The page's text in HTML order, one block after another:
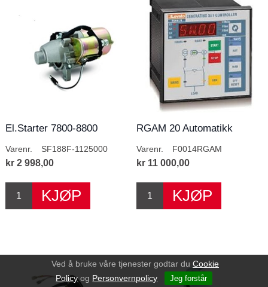
Ved å bruke våre tjenester godtar du Cookie
Policyog Personvernpolicy Jeg forstår
El.Starter 7800-8800
Varenr. SF188F-1125000
kr 2 998,00
RGAM 20 Automatikk
Varenr. F0014RGAM
kr 11 000,00